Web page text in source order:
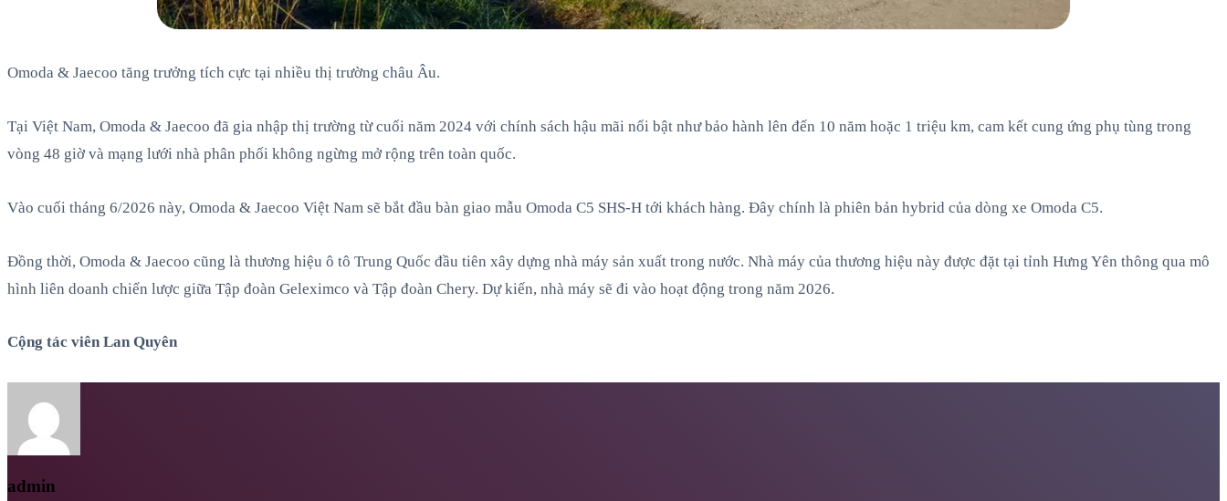
Omoda & Jaecoo tăng trưởng tích cực tại nhiều thị trường châu Âu.
Tại Việt Nam, Omoda & Jaecoo đã gia nhập thị trường từ cuối năm 2024 với chính sách hậu mãi nổi bật như bảo hành lên đến 10 năm hoặc 1 triệu km, cam kết cung ứng phụ tùng trong
vòng 48 giờ và mạng lưới nhà phân phối không ngừng mở rộng trên toàn quốc.
Vào cuối tháng 6/2026 này, Omoda & Jaecoo Việt Nam sẽ bắt đầu bàn giao mẫu Omoda C5 SHS-H tới khách hàng. Đây chính là phiên bản hybrid của dòng xe Omoda C5.
Đồng thời, Omoda & Jaecoo cũng là thương hiệu ô tô Trung Quốc đầu tiên xây dựng nhà máy sản xuất trong nước. Nhà máy của thương hiệu này được đặt tại tỉnh Hưng Yên thông qua mô
hình liên doanh chiến lược giữa Tập đoàn Geleximco và Tập đoàn Chery. Dự kiến, nhà máy sẽ đi vào hoạt động trong năm 2026.
Cộng tác viên Lan Quyên
admin